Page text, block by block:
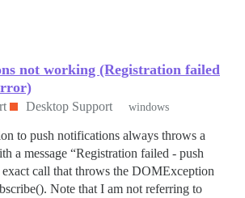
not working (Registration failed
Desktop Support windows
to push notifications always throws a
a message “Registration failed - push
exact call that throws the DOMException
Note that I am not referring to